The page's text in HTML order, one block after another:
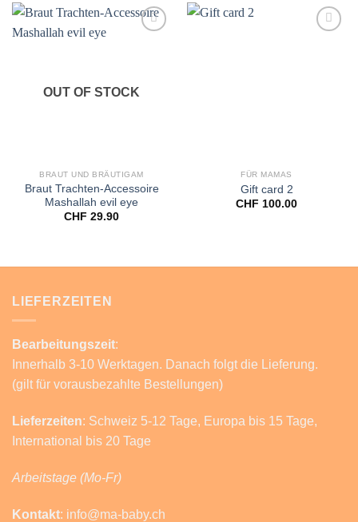
OUT OF STOCK
BRAUT UND BRÄUTIGAM
Braut Trachten-Accessoire
Mashallah evil eye
CHF 29.90
FÜR MAMAS
Gift card 2
CHF 100.00
LIEFERZEITEN
Bearbeitungszeit:
Innerhalb 3-10 Werktagen. Danach folgt die Lieferung.
(gilt für vorausbezahlte Bestellungen)
Lieferzeiten: Schweiz 5-12 Tage, Europa bis 15 Tage,
International bis 20 Tage
Arbeitstage (Mo-Fr)
Kontakt: info@ma-baby.ch